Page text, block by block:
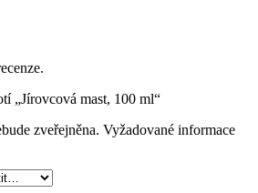
„Jírovcová mast, 100 ml“
zveřejněna. Vyžadované informace